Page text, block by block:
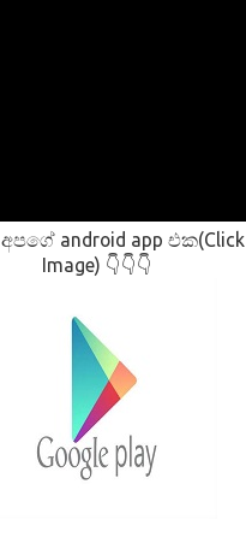
අපගේ android app එක(Click
Image) 👇👇👇